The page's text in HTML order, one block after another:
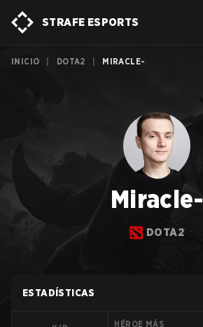
STRAFE ESPORTS
INICIO DOTA2 MIRACLE-
Miracle-
DOTA2
ESTADÍSTICAS
HÉROE MÁS